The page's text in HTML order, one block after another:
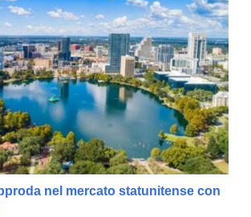
nel mercato statunitense con